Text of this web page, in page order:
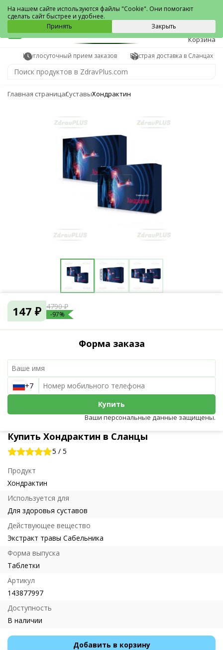
Сланцы
0
Корзина
Круглосуточный прием заказов Быстрая доставка в Сланцах
Главная страницаСуставыХондрактин
Купить Хондрактин в Сланцы
5 / 5
Продукт
Хондрактин
Используется для
Для здоровья суставов
Действующее вещество
Экстракт травы Сабельника
Форма выпуска
Таблетки
Артикул
143877997
Доступность
В наличии
Добавить в корзину
147 ₽ 4790 ₽
-97%
Форма заказа
+7
Купить
Ваши персональные данные защищены.
На нашем сайте используются файлы "Cookie". Они помогают
сделать сайт быстрее и удобнее.
Принять
Закрыть